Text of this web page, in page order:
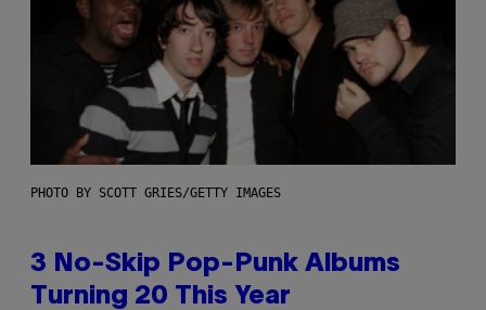
PHOTO BY SCOTT GRIES/GETTY IMAGES
3 No-Skip Pop-Punk Albums
Turning 20 This Year